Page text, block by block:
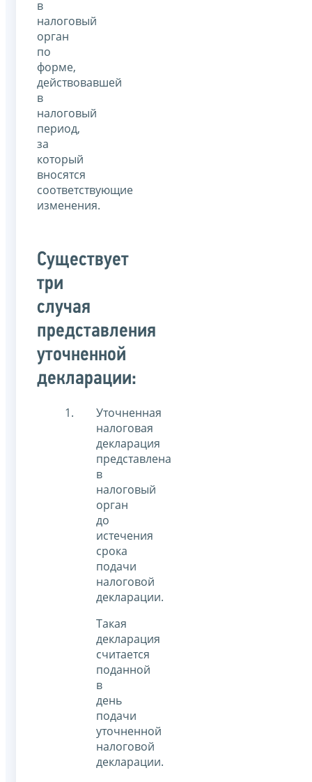
в
налоговый
орган
по
форме,
действовавшей
в
налоговый
период,
за
который
вносятся
соответствующие
изменения.
Существует
три
случая
представления
уточненной
декларации:
Уточненная
налоговая
декларация
представлена
в
налоговый
орган
до
истечения
срока
подачи
налоговой
декларации.
Такая
декларация
считается
поданной
в
день
подачи
уточненной
налоговой
декларации.